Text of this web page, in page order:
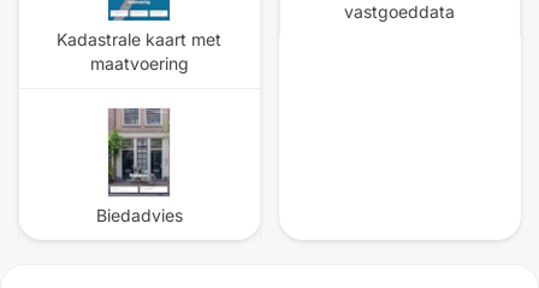
Kadastrale kaart met
maatvoering
Biedadvies
vastgoeddata